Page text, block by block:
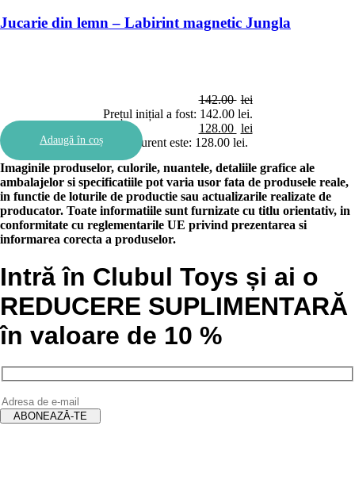
Jucarie din lemn – Labirint magnetic Jungla
142.00 lei
Prețul inițial a fost: 142.00 lei.
128.00 lei
Prețul curent este: 128.00 lei.
Adaugă în coș
Imaginile produselor, culorile, nuantele, detaliile grafice ale
ambalajelor si specificatiile pot varia usor fata de produsele reale,
in functie de loturile de productie sau actualizarile realizate de
producator. Toate informatiile sunt furnizate cu titlu orientativ, in
conformitate cu reglementarile UE privind prezentarea si
informarea corecta a produselor.
Intră în Clubul Toys și ai o
REDUCERE SUPLIMENTARĂ
în valoare de 10 %